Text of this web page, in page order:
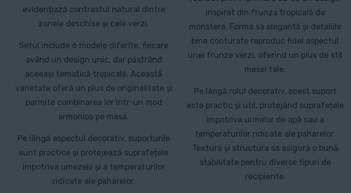
evidențiază contrastul natural dintre
zonele deschise și cele verzi.
Setul include 6 modele diferite, fiecare
având un design unic, dar păstrând
aceeași tematică tropicală. Această
varietate oferă un plus de originalitate și
permite combinarea lor într-un mod
armonios pe masă.
Pe lângă aspectul decorativ, suporturile
sunt practice și protejează suprafețele
împotriva umezelii și a temperaturilor
ridicate ale paharelor.
inspirat din frunza tropicală de
monstera. Forma sa elegantă și detaliile
bine conturate reproduc fidel aspectul
unei frunze verzi, oferind un plus de stil
mesei tale.
Pe lângă rolul decorativ, acest suport
este practic și util, protejând suprafețele
împotriva urmelor de apă sau a
temperaturilor ridicate ale paharelor.
Textura și structura sa asigură o bună
stabilitate pentru diverse tipuri de
recipiente.